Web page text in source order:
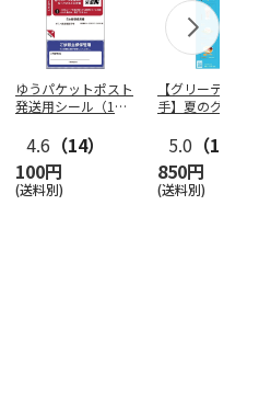
ゆうパケットポスト
発送用シール（1個
4.6 （14）
100円
(送料別)
【グリーティング
手】夏のグリーテ
5.0 （10）
850円
(送料別)